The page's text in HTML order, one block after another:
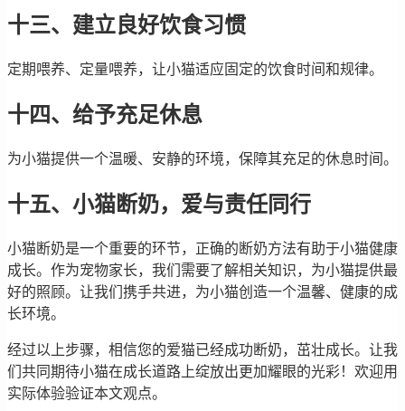
十三、建立良好饮食习惯
定期喂养、定量喂养，让小猫适应固定的饮食时间和规律。
十四、给予充足休息
为小猫提供一个温暖、安静的环境，保障其充足的休息时间。
十五、小猫断奶，爱与责任同行
小猫断奶是一个重要的环节，正确的断奶方法有助于小猫健康
成长。作为宠物家长，我们需要了解相关知识，为小猫提供最
好的照顾。让我们携手共进，为小猫创造一个温馨、健康的成
长环境。
经过以上步骤，相信您的爱猫已经成功断奶，茁壮成长。让我
们共同期待小猫在成长道路上绽放出更加耀眼的光彩！欢迎用
实际体验验证本文观点。